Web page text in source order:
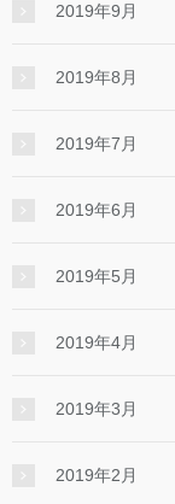
2019年9月
2019年8月
2019年7月
2019年6月
2019年5月
2019年4月
2019年3月
2019年2月